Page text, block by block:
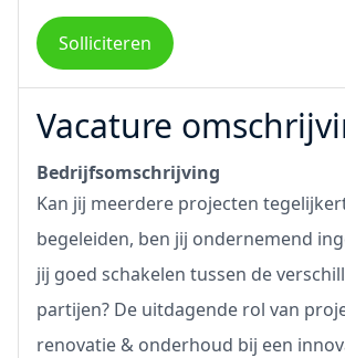
Solliciteren
Vacature
Bedrijfsomschrijving
Kan jij meerdere projecten
begeleiden, ben jij ondernemend
jij goed schakelen tussen de
partijen? De uitdagende rol van
renovatie & onderhoud bij een